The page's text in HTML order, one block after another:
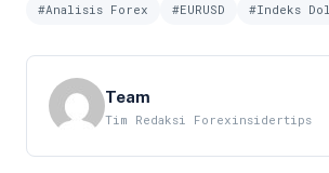
#Analisis Forex #EURUSD #Indeks
Team
Tim Redaksi Forexinsidertips